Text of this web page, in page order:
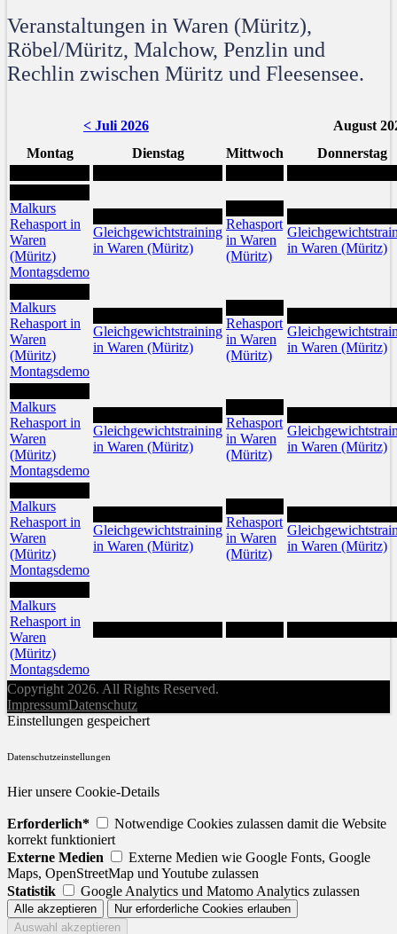
Veranstaltungen in Waren (Müritz),
Röbel/Müritz, Malchow, Penzlin und
Rechlin zwischen Müritz und Fleesensee.
< Juli 2026
August
Montag
Dienstag Mittwoch Donnerstag
Malkurs
Rehasport in
Waren
(Müritz)
Montagsdemo
Gleichgewichtstraining
in Waren (Müritz)
Rehasport
in Waren
(Müritz)
in Waren (Müritz)
Malkurs
Rehasport in
Waren
(Müritz)
Montagsdemo
Gleichgewichtstraining
in Waren (Müritz)
Rehasport
in Waren
(Müritz)
in Waren (Müritz)
Malkurs
Rehasport in
Waren
(Müritz)
Montagsdemo
Gleichgewichtstraining
in Waren (Müritz)
Rehasport
in Waren
(Müritz)
in Waren (Müritz)
Malkurs
Rehasport in
Waren
(Müritz)
Montagsdemo
Gleichgewichtstraining
in Waren (Müritz)
Rehasport
in Waren
(Müritz)
in Waren (Müritz)
Malkurs
Rehasport in
Waren
(Müritz)
Montagsdemo
Copyright 2026. All Rights Reserved.
ImpressumDatenschutz
Einstellungen gespeichert
Datenschutzeinstellungen
Hier unsere Cookie-Details
Erforderlich*
Notwendige Cookies zulassen damit die Website
korrekt funktioniert
Externe Medien
Externe Medien wie Google Fonts, Google
Maps, OpenStreetMap und Youtube zulassen
Statistik
Google Analytics und Matomo Analytics zulassen